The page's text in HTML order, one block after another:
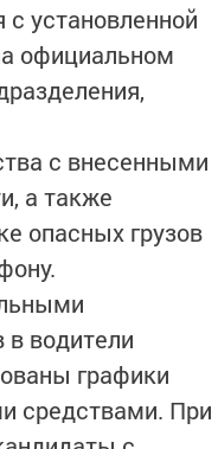
установленной
официальном
с внесенными
а также
опасных грузов
водители
графики
средствами. При